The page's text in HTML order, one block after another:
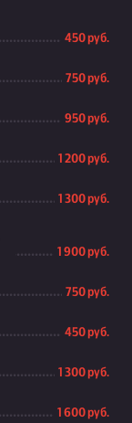
450 руб.
750 руб.
950 руб.
1 200 руб.
1 300 руб.
1 900 руб.
750 руб.
450 руб.
1 300 руб.
1 600 руб.